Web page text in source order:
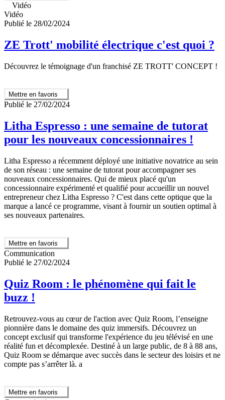
Vidéo
Vidéo
Publié le 28/02/2024
ZE Trott' mobilité électrique c'est quoi ?
Découvrez le témoignage d'un franchisé ZE TROTT' CONCEPT !
Mettre en favoris
Publié le 27/02/2024
Litha Espresso : une semaine de tutorat
pour les nouveaux concessionnaires !
Litha Espresso a récemment déployé une initiative novatrice au sein
de son réseau : une semaine de tutorat pour accompagner ses
nouveaux concessionnaires. Qui de mieux placé qu'un
concessionnaire expérimenté et qualifié pour accueillir un nouvel
entrepreneur chez Litha Espresso ? C'est dans cette optique que la
marque a lancé ce programme, visant à fournir un soutien optimal à
ses nouveaux partenaires.
Mettre en favoris
Communication
Publié le 27/02/2024
Quiz Room : le phénomène qui fait le
buzz !
Retrouvez-vous au cœur de l'action avec Quiz Room, l’enseigne
pionnière dans le domaine des quiz immersifs. Découvrez un
concept exclusif qui transforme l'expérience du jeu télévisé en une
réalité fun et décomplexée. Destiné à un large public, de 8 à 88 ans,
Quiz Room se démarque avec succès dans le secteur des loisirs et ne
compte pas s’arrêter là. a
Mettre en favoris